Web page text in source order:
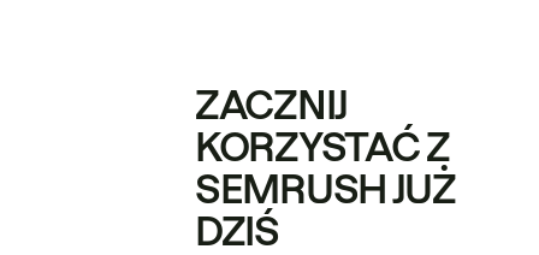
ZACZNIJ
KORZYSTAĆ Z
SEMRUSH JUŻ
DZIŚ